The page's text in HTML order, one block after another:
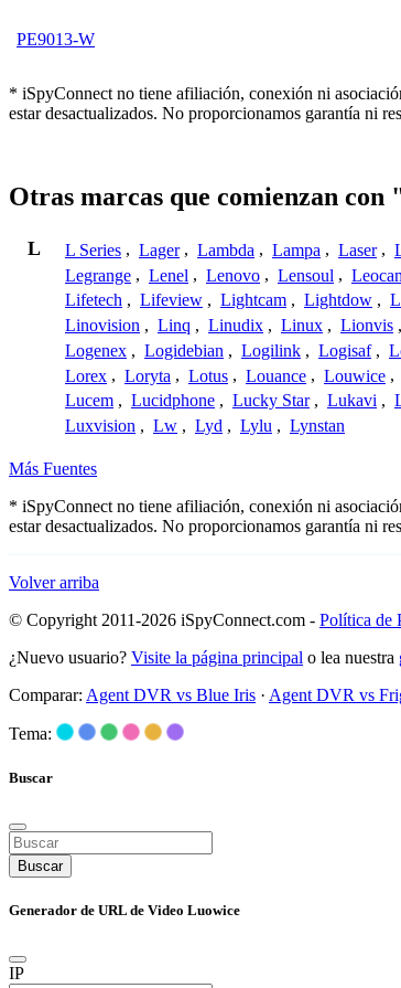
PE9013-W
* iSpyConnect no tiene afiliación, conexión ni
estar desactualizados. No proporcionamos garantía ni
Otras marcas que comienzan con
L L Series , Lager , Lambda , Lampa , Laser ,
Legrange , Lenel , Lenovo , Lensoul ,
Lifetech , Lifeview , Lightcam , Lightdow ,
Linovision , Linq , Linudix , Linux , Lionvis ,
Logenex , Logidebian , Logilink , Logisaf ,
Lorex , Loryta , Lotus , Louance , Louwice ,
Lucem , Lucidphone , Lucky Star , Lukavi ,
Luxvision , Lw , Lyd , Lylu , Lynstan
Más Fuentes
* iSpyConnect no tiene afiliación, conexión ni
estar desactualizados. No proporcionamos garantía ni
Volver arriba
© Copyright 2011-2026 iSpyConnect.com - Política de
¿Nuevo usuario? Visite la página principal o lea nuestra
Comparar: Agent DVR vs Blue Iris · Agent DVR vs
Tema:
Buscar
Buscar
Generador de URL de Video Luowice
IP